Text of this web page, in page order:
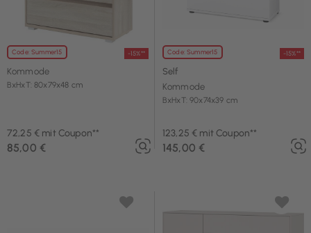
Code: Summer15 -15%**
Kommode
BxHxT: 80x79x48 cm
72,25 € mit Coupon**
85,00 €
Code: Summer15 -15%**
Self
Kommode
BxHxT: 90x74x39 cm
123,25 € mit Coupon**
145,00 €